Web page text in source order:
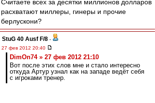
Считаете всех за десятки миллионов долларов
расхватают миллеры, гинеры и прочие
берлускони?
StuG 40 Ausf F/8 -
27 фев 2012 20:40
DimOn74 » 27 фев 2012 21:10
Вот после этих слов мне и стало интересно
откуда Артур узнал как на западе ведёт себя
с игроками тренер.